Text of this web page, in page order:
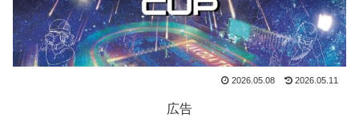
2026.05.08 2026.05.11
広告